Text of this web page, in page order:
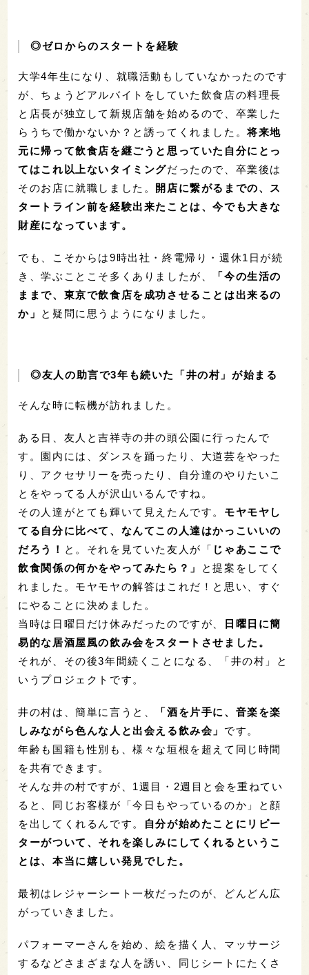
◎ゼロからのスタートを経験
大学4年生になり、就職活動もしていなかったのです
が、ちょうどアルバイトをしていた飲食店の料理長
と店長が独立して新規店舗を始めるので、卒業した
らうちで働かないか？と誘ってくれました。将来地
元に帰って飲食店を継ごうと思っていた自分にとっ
てはこれ以上ないタイミングだったので、卒業後は
そのお店に就職しました。 開店に繋がるまでの、ス
タートライン前を経験出来たことは、今でも大きな
財産になっています。
でも、こそからは9時出社・終電帰り・週休1日が続
き、学ぶことこそ多くありましたが、
「今の生活の
ままで、東京で飲食店を成功させることは出来るの
か」 と疑問に思うようになりました。
◎友人の助言で3年も続いた「井の村」が始まる
そんな時に転機が訪れました。
ある日、友人と吉祥寺の井の頭公園に行ったんで
す。園内には、ダンスを踊ったり、大道芸をやった
り、アクセサリーを売ったり、自分達のやりたいこ
とをやってる人が沢山いるんですね。
その人達がとても輝いて見えたんです。 モヤモヤし
てる自分に比べて、なんてこの人達はかっこいいの
だろう！ と。それを見ていた友人が「 じゃあここで
飲食関係の何かをやってみたら？」
と提案をしてく
れました。モヤモヤの解答はこれだ！と思い、すぐ
にやることに決めました。
当時は日曜日だけ休みだったのですが、
日曜日に簡
易的な居酒屋風の飲み会をスタートさせました。
それが、その後3年間続くことになる、「井の村」と
いうプロジェクトです。
井の村は、簡単に言うと、
「酒を片手に、音楽を楽
しみながら色んな人と出会える飲み会」 です。
年齢も国籍も性別も、様々な垣根を超えて同じ時間
を共有できます。
そんな井の村ですが、1週目・2週目と会を重ねてい
ると、同じお客様が「今日もやっているのか」と顔
を出してくれるんです。
自分が始めたことにリピー
ターがついて、それを楽しみにしてくれるというこ
とは、本当に嬉しい発見でした。
最初はレジャーシート一枚だったのが、どんどん広
がっていきました。
パフォーマーさんを始め、絵を描く人、マッサージ
するなどさまざまな人を誘い、同じシートにたくさ